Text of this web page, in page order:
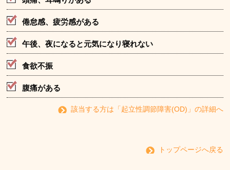
倦怠感、疲労感がある
午後、夜になると元気になり寝れない
食欲不振
腹痛がある
該当する方は「起立性調節障害(OD)」の詳細へ
トップページへ戻る